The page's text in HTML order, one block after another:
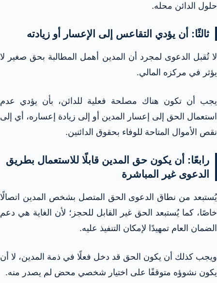
حلول الدائن محله.
ثالثًا: أن يؤدي التقاعس إلى الإعسار أو زيادته
لا تُقبل الدعوى لمجرد أن المدين أهمل المطالبة بحق صغير لا
يؤثر في مركزه المالي.
يجب أن تكون هناك مصلحة فعلية للدائن، بأن يؤدي عدم
استعمال الحق إلى إعسار المدين أو إلى زيادة إعساره، أي إلى
نقص الأموال المتاحة للوفاء بحقوق الدائنين.
رابعًا: أن يكون حق المدين قابلًا للاستعمال بطريق
الدعوى غير المباشرة
يُستبعد من نطاق الدعوى الحق المتصل بشخص المدين اتصالًا
خاصًا، كما يُستبعد الحق غير القابل للحجز؛ لأن الغاية هي دعم
الضمان العام تمهيدًا لإمكان التنفيذ عليه.
ويجب كذلك أن يكون الحق قد دخل فعلًا في ذمة المدين، لا أن
يكون نشوؤه متوقفًا على اختيار شخصي محض لم يصدر منه.